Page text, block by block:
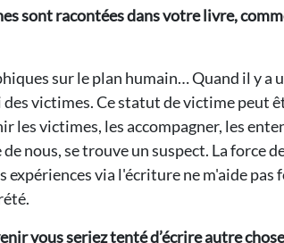
sont racontées dans votre livre,
sur le plan humain… Quand il y a
victimes. Ce statut de victime peut
les victimes, les accompagner, les
nous, se trouve un suspect. La force
via l'écriture ne m'aide
vous seriez tenté d’écrire autre